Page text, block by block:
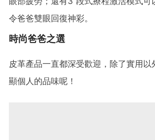
令爸爸雙眼回復神彩。
時尚爸爸之選
皮革產品一直都深受歡迎，除了實用以
顯個人的品味呢！